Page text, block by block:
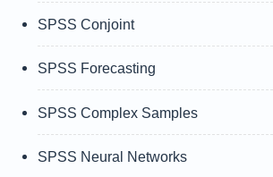
SPSS Conjoint
SPSS Forecasting
SPSS Complex Samples
SPSS Neural Networks